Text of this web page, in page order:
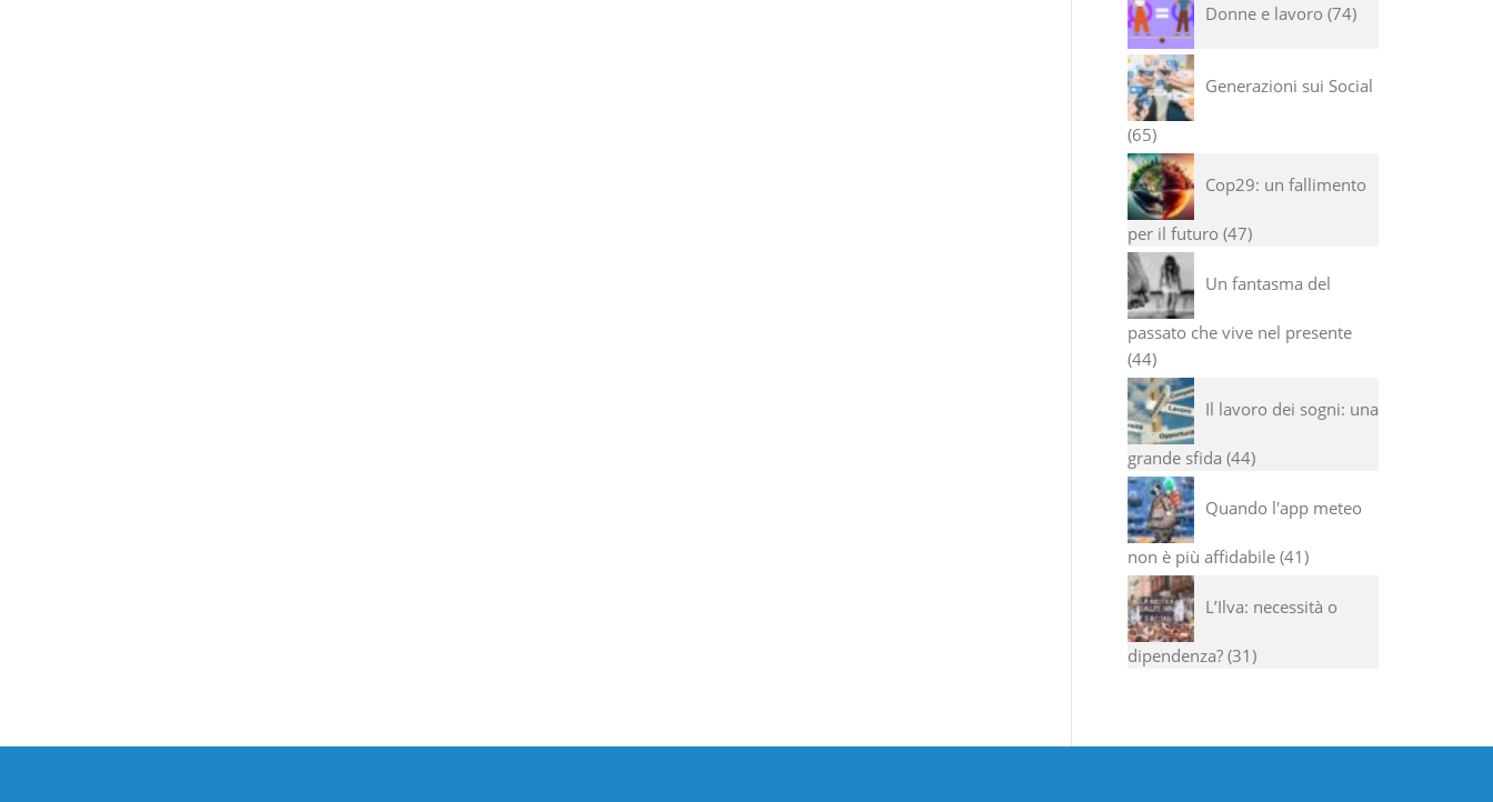
Donne e lavoro 74
Generazioni sui Social
65
Cop29: un fallimento
per il futuro 47
Un fantasma del
passato che vive nel presente
44
Il lavoro dei sogni: una
grande sfida 44
Quando l'app meteo
non è più affidabile 41
L’Ilva: necessità o
dipendenza? 31